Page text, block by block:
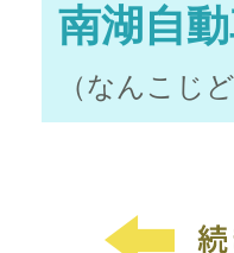
南湖自
（なんこじ